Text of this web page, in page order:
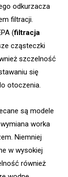
odkurzacza
filtracji.
(filtracja
cząsteczki
szczelność
się
otoczenia.
są modele
worka
Niemniej
w wysokiej
również